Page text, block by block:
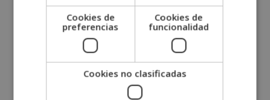
1.520,00€
El
precio
original
era:
1.520,00€.
380,00€El
actual
380,00€.
Cookies de
preferencias
Cookies de
funcionalidad
Cookies no clasificadas